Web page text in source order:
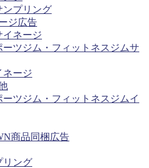
ンプリング
ジ広告
イネージ
ーツジム・フィットネスジムサ
ネージ
ーツジム・フィットネスジムイ
商品同梱広告
リング